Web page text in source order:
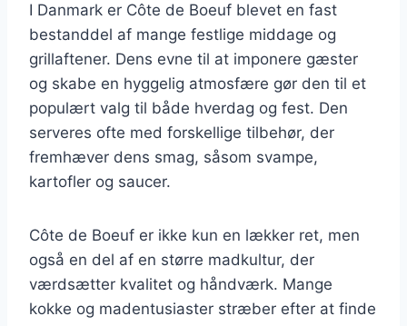
I Danmark er Côte de Boeuf blevet en fast
bestanddel af mange festlige middage og
grillaftener. Dens evne til at imponere gæster
og skabe en hyggelig atmosfære gør den til et
populært valg til både hverdag og fest. Den
serveres ofte med forskellige tilbehør, der
fremhæver dens smag, såsom svampe,
kartofler og saucer.
Côte de Boeuf er ikke kun en lækker ret, men
også en del af en større madkultur, der
værdsætter kvalitet og håndværk. Mange
kokke og madentusiaster stræber efter at finde